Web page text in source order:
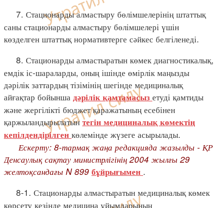
7. Стационарды алмастыру бөлімшелерінің штаттық
саны стационарды алмастыру бөлімшелері үшін
көзделген штаттық нормативтерге сәйкес белгіленеді.
8. Стационарды алмастыратын көмек диагностикалық,
емдік іс-шараларды, оның ішінде өмірлік маңызды
дәрілік заттардың тізімінің шегінде медициналық
айғақтар бойынша дәрілік қамтамасыз етуді қамтиды
және жергілікті бюджет қаражатының есебінен
қаржыландырылатын тегін медициналық көмектің
кепілдендірілген көлемінде жүзеге асырылады.
Ескерту: 8-тармақ жаңа редакцияда жазылды - ҚР
Денсаулық сақтау министрлігінің 2004 жылғы 29
желтоқсандағы N 899 бұйрығымен .
8-1. Стационарды алмастыратын медициналық көмек
көрсету кезінде медицина ұйымдарының